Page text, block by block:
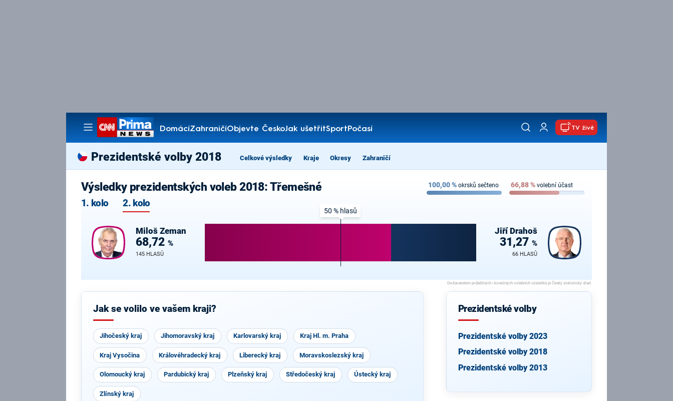
DomácíZahraničíObjevte ČeskoJak ušetřitSportPočasí
Pořady
TV živě
Prezidentské volby 2018 Celkové výsledky Kraje Okresy Zahraničí
Výsledky prezidentských voleb 2018: Třemešné
1. kolo 2. kolo
100,00% okrsků sečteno 66,88% volební účast
Miloš Zeman
68,72 %
145 HLASŮ
50 % hlasů
Jiří Drahoš
31,27%
66 HLASŮ
Jak se volilo ve vašem kraji?
Jihočeský kraj Jihomoravský kraj Karlovarský kraj Kraj Hl. m. Praha
Kraj Vysočina Královéhradecký kraj Liberecký kraj Moravskoslezský kraj
Olomoucký kraj Pardubický kraj Plzeňský kraj Středočeský kraj Ústecký kraj
Zlínský kraj
Prezidentské volby
Prezidentské volby 2023
Prezidentské volby 2018
Prezidentské volby 2013